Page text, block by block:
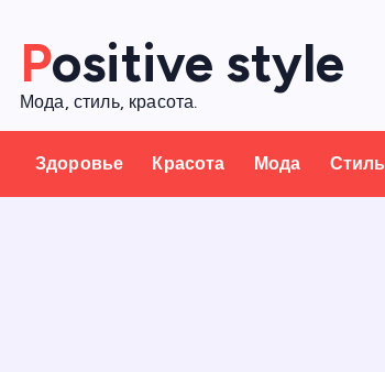
Positive style
Мода, стиль, красота.
Здоровье Красота Мода Стиль